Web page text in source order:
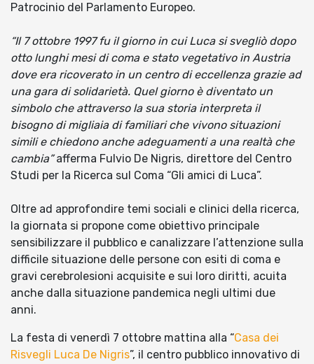
Patrocinio del Parlamento Europeo.
“Il 7 ottobre 1997 fu il giorno in cui Luca si svegliò dopo
otto lunghi mesi di coma e stato vegetativo in Austria
dove era ricoverato in un centro di eccellenza grazie ad
una gara di solidarietà. Quel giorno è diventato un
simbolo che attraverso la sua storia interpreta il
bisogno di migliaia di familiari che vivono situazioni
simili e chiedono anche adeguamenti a una realtà che
cambia”afferma Fulvio De Nigris, direttore del Centro
Studi per la Ricerca sul Coma “Gli amici di Luca”.
Oltre ad approfondire temi sociali e clinici della ricerca,
la giornata si propone come obiettivo principale
sensibilizzare il pubblico e canalizzare l’attenzione sulla
difficile situazione delle persone con esiti di coma e
gravi cerebrolesioni acquisite e sui loro diritti, acuita
anche dalla situazione pandemica negli ultimi due
anni.
La festa di venerdì 7 ottobre mattina alla “Casa dei
Risvegli Luca De Nigris”, il centro pubblico innovativo di